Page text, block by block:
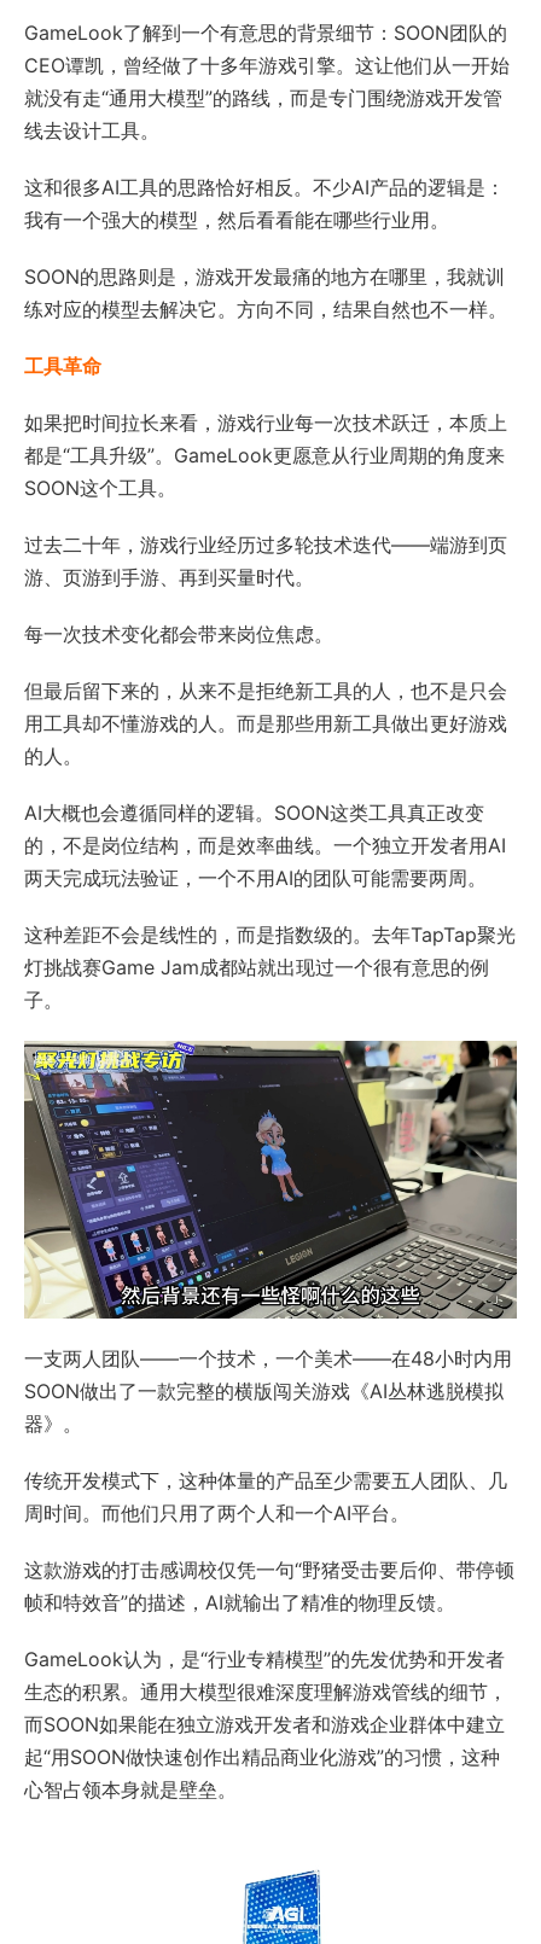
GameLook了解到一个有意思的背景细节：SOON团队的
CEO谭凯，曾经做了十多年游戏引擎。这让他们从一开始
就没有走“通用大模型”的路线，而是专门围绕游戏开发管
线去设计工具。
这和很多AI工具的思路恰好相反。不少AI产品的逻辑是：
我有一个强大的模型，然后看看能在哪些行业用。
SOON的思路则是，游戏开发最痛的地方在哪里，我就训
练对应的模型去解决它。方向不同，结果自然也不一样。
工具革命
如果把时间拉长来看，游戏行业每一次技术跃迁，本质上
都是“工具升级”。GameLook更愿意从行业周期的角度来
SOON这个工具。
过去二十年，游戏行业经历过多轮技术迭代——端游到页
游、页游到手游、再到买量时代。
每一次技术变化都会带来岗位焦虑。
但最后留下来的，从来不是拒绝新工具的人，也不是只会
用工具却不懂游戏的人。而是那些用新工具做出更好游戏
的人。
AI大概也会遵循同样的逻辑。SOON这类工具真正改变
的，不是岗位结构，而是效率曲线。一个独立开发者用AI
两天完成玩法验证，一个不用AI的团队可能需要两周。
这种差距不会是线性的，而是指数级的。去年TapTap聚光
灯挑战赛Game Jam成都站就出现过一个很有意思的例
子。
一支两人团队——一个技术，一个美术——在48小时内用
SOON做出了一款完整的横版闯关游戏《AI丛林逃脱模拟
器》。
传统开发模式下，这种体量的产品至少需要五人团队、几
周时间。而他们只用了两个人和一个AI平台。
这款游戏的打击感调校仅凭一句“野猪受击要后仰、带停顿
帧和特效音”的描述，AI就输出了精准的物理反馈。
GameLook认为，是“行业专精模型”的先发优势和开发者
生态的积累。通用大模型很难深度理解游戏管线的细节，
而SOON如果能在独立游戏开发者和游戏企业群体中建立
起“用SOON做快速创作出精品商业化游戏”的习惯，这种
心智占领本身就是壁垒。